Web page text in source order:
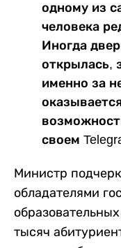
одному из
человека
Иногда
открылась,
именно за
своем
Министр
обладателями
тысяч